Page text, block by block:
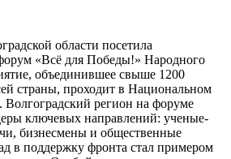
области посетила
«Всё для Победы!» Народного
объединившее свыше 1200
страны, проходит в Национальном
Волгоградский регион на форуме
ключевых направлений: ученые-
бизнесмены и общественные
в поддержку фронта стал примером